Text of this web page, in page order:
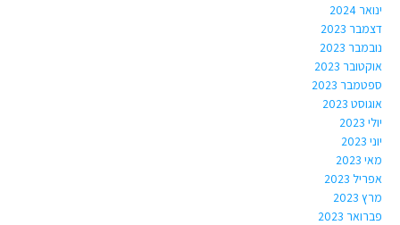
ינואר 2024
דצמבר 2023
נובמבר 2023
אוקטובר 2023
ספטמבר 2023
אוגוסט 2023
יולי 2023
יוני 2023
מאי 2023
אפריל 2023
מרץ 2023
פברואר 2023